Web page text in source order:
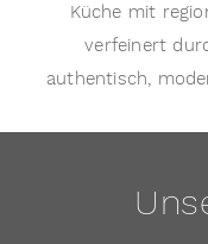
Küche mit
verfeinert
authentisch,